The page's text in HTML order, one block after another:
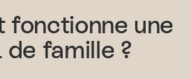
fonctionne une
de famille ?